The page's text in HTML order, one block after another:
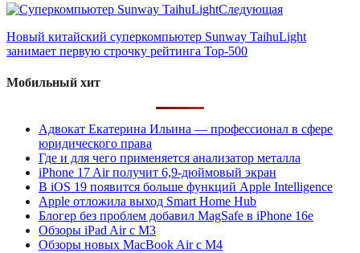
Следующая
Новый китайский суперкомпьютер Sunway TaihuLight
занимает первую строчку рейтинга Top-500
Мобильный хит
Адвокат Екатерина Ильина — профессионал в сфере
юридического права
Где и для чего применяется анализатор металла
iPhone 17 Air получит 6,9-дюймовый экран
В iOS 19 появится больше функций Apple Intelligence
Apple отложила выход Smart Home Hub
Блогер без проблем добавил MagSafe в iPhone 16e
Обзоры iPad Air с M3
Обзоры новых MacBook Air с M4